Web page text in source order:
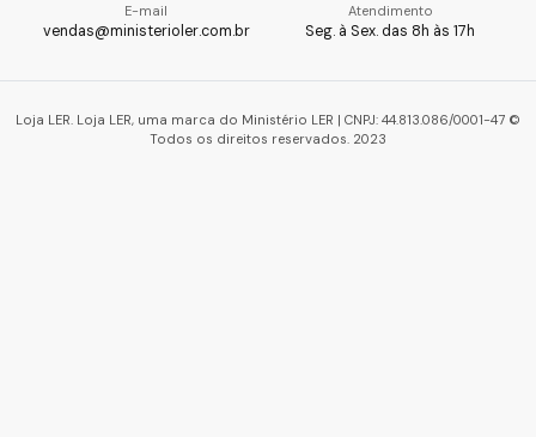
E-mail
vendas@ministerioler.com.br
Atendimento
Seg. à Sex. das 8h às 17h
Loja LER. Loja LER, uma marca do Ministério LER | CNPJ: 44.813.086/0001-47 ©
Todos os direitos reservados. 2023